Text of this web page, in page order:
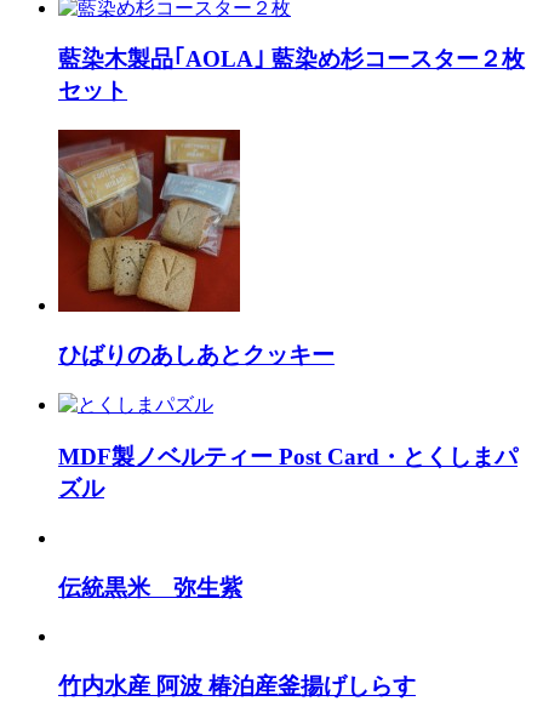
藍染木製品｢AOLA｣ 藍染め杉コースター２枚
セット
ひばりのあしあとクッキー
MDF製ノベルティー Post Card・とくしまパ
ズル
伝統黒米 弥生紫
竹内水産 阿波 椿泊産釜揚げしらす